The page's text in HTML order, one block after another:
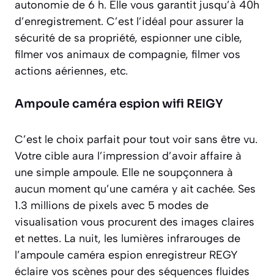
autonomie de 6 h. Elle vous garantit jusqu’à 40h
d’enregistrement. C’est l’idéal pour assurer la
sécurité de sa propriété, espionner une cible,
filmer vos animaux de compagnie, filmer vos
actions aériennes, etc.
Ampoule caméra espion wifi REIGY
C’est le choix parfait pour tout voir sans être vu.
Votre cible aura l’impression d’avoir affaire à
une simple ampoule. Elle ne soupçonnera à
aucun moment qu’une caméra y ait cachée. Ses
1.3 millions de pixels avec 5 modes de
visualisation vous procurent des images claires
et nettes. La nuit, les lumières infrarouges de
l’ampoule caméra espion enregistreur REGY
éclaire vos scènes pour des séquences fluides